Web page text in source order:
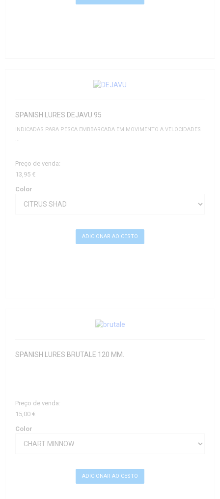
SPANISH LURES DEJAVU 95
INDICADAS PARA PESCA EMBBARCADA EM MOVIMENTO A VELOCIDADES
...
Preço de venda:
13,95 €
Color
SPANISH LURES BRUTALE 120 MM.
Preço de venda:
15,00 €
Color